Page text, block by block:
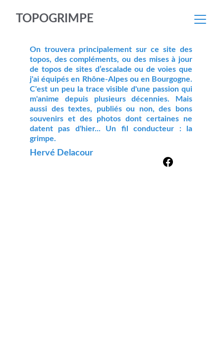
TOPOGRIMPE
On trouvera principalement sur ce site des
topos, des compléments, ou des mises à jour
de topos de sites d’escalade ou de voies que
j'ai équipés en Rhône-Alpes ou en Bourgogne.
C'est un peu la trace visible d'une passion qui
m'anime depuis plusieurs décennies. Mais
aussi des textes, publiés ou non, des bons
souvenirs et des photos dont certaines ne
datent pas d'hier... Un fil conducteur : la
grimpe.
Hervé Delacour